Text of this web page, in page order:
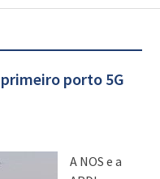
primeiro porto 5G
A NOS e a